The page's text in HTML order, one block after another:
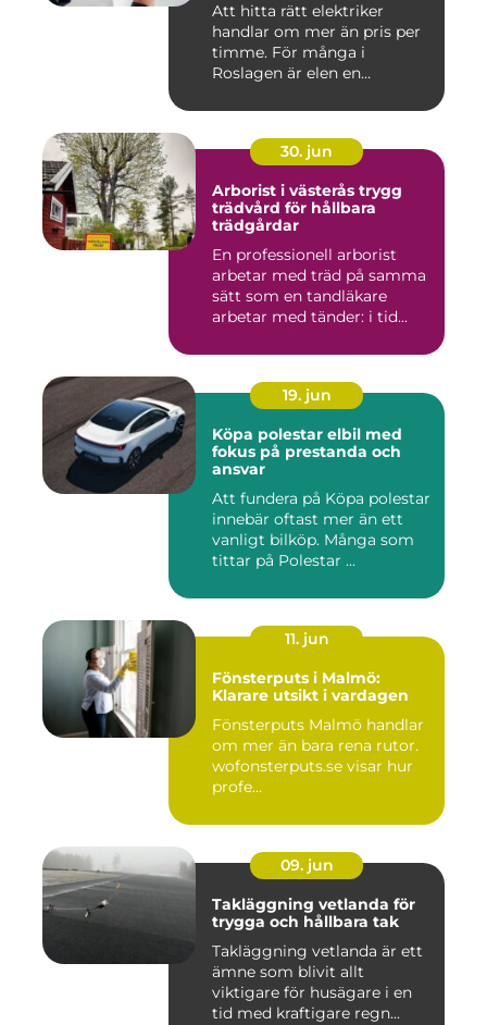
Att hitta rätt elektriker
handlar om mer än pris per
timme. För många i
Roslagen är elen en
30. jun
Arborist i västerås trygg
trädvård för hållbara
trädgårdar
En professionell arborist
arbetar med träd på samma
sätt som en tandläkare
arbetar med tänder: i tid...
19. jun
Köpa polestar elbil med
fokus på prestanda och
ansvar
Att fundera på Köpa polestar
innebär oftast mer än ett
vanligt bilköp. Många som
tittar på Polestar ...
11. jun
Fönsterputs i Malmö:
Klarare utsikt i vardagen
Fönsterputs Malmö handlar
om mer än bara rena rutor.
wofonsterputs.se visar hur
profe...
09. jun
Takläggning vetlanda för
trygga och hållbara tak
Takläggning vetlanda är ett
ämne som blivit allt
viktigare för husägare i en
tid med kraftigare regn...